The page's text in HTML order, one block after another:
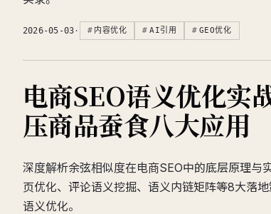
2026-05-03 · 内容优化 AI引用 GEO优化
电商SEO语义优化实
压商品蚕食八大应用
深度解析余弦相似度在电商SEO中的底层原理与
页优化、评论语义挖掘、语义内链矩阵等8大落
语义优化。